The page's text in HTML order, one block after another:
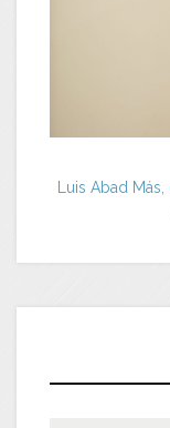
Luis Abad